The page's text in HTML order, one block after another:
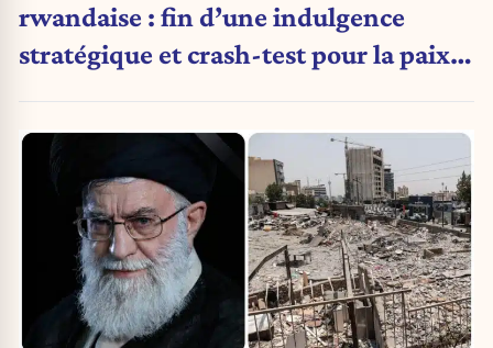
rwandaise : fin d’une indulgence
stratégique et crash-test pour la paix